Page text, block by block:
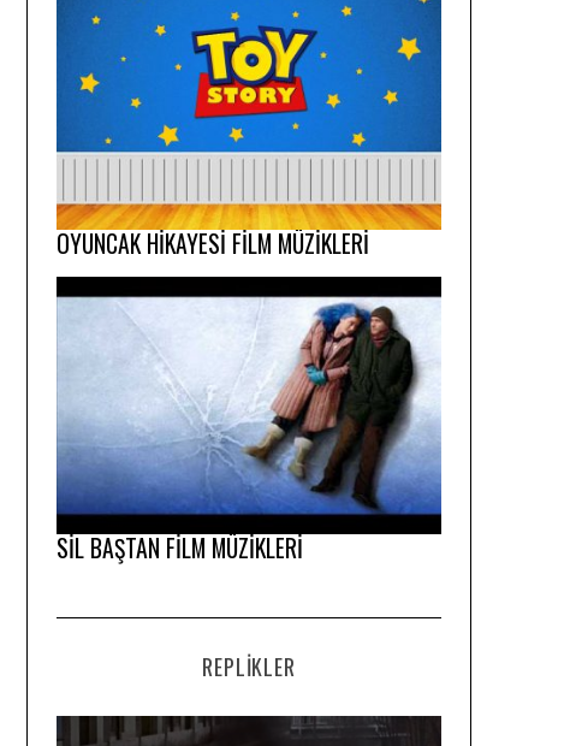
OYUNCAK HİKAYESİ FİLM MÜZİKLERİ
SİL BAŞTAN FİLM MÜZİKLERİ
REPLIKLER